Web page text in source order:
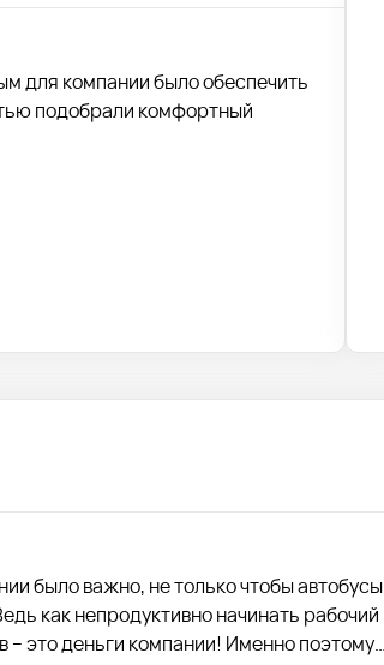
для компании было обеспечить
подобрали комфортный
было важно, не только чтобы автобусы
как непродуктивно начинать рабочий
– это деньги компании! Именно поэтому